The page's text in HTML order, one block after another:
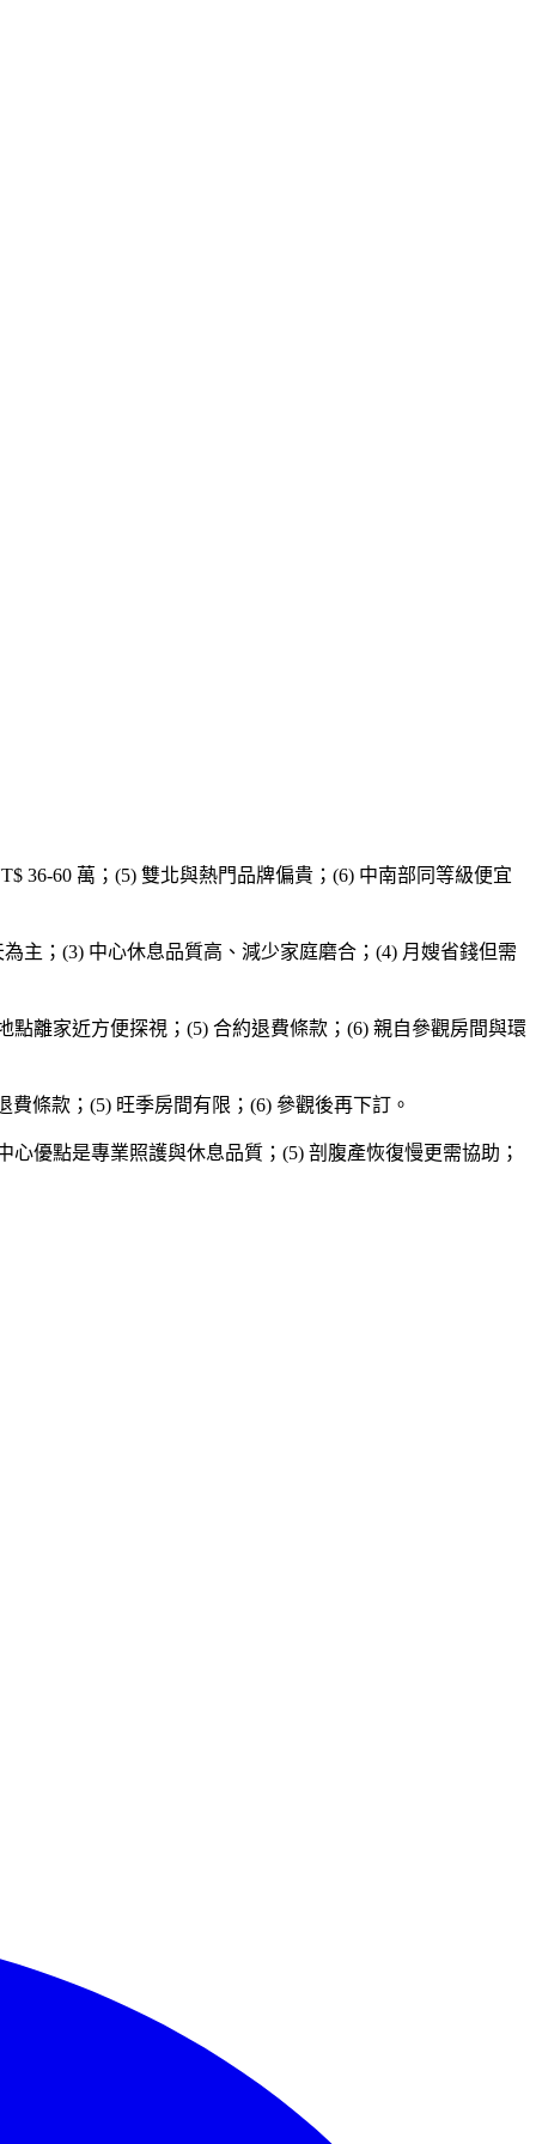
36-60 萬；(5) 雙北與熱門品牌偏貴；(6) 中南部同等級便宜
主；(3) 中心休息品質高、減少家庭磨合；(4) 月嫂省錢但需
離家近方便探視；(5) 合約退費條款；(6) 親自參觀房間與環
條款；(5) 旺季房間有限；(6) 參觀後再下訂。
優點是專業照護與休息品質；(5) 剖腹產恢復慢更需協助；